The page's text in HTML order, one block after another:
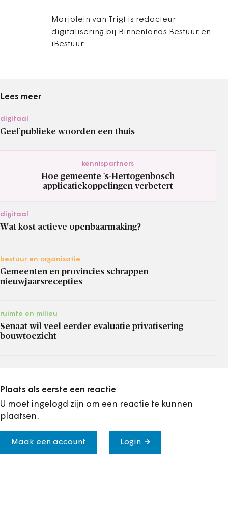
Marjolein van Trigt is redacteur
digitalisering bij Binnenlands Bestuur en
iBestuur
Lees meer
digitaal
Geef publieke woorden een thuis
kennispartners
Hoe gemeente 's-Hertogenbosch
applicatiekoppelingen verbetert
digitaal
Wat kost actieve openbaarmaking?
bestuur en organisatie
Gemeenten en provincies schrappen
nieuwjaarsrecepties
ruimte en milieu
Senaat wil veel eerder evaluatie privatisering
bouwtoezicht
Plaats als eerste een reactie
U moet ingelogd zijn om een reactie te kunnen
plaatsen.
Maak een account Login